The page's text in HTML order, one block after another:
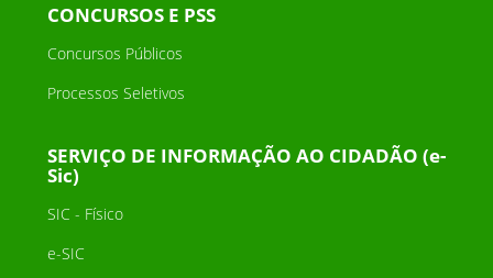
CONCURSOS E PSS
Concursos Públicos
Processos Seletivos
SERVIÇO DE INFORMAÇÃO AO CIDADÃO (e-
Sic)
SIC - Físico
e-SIC